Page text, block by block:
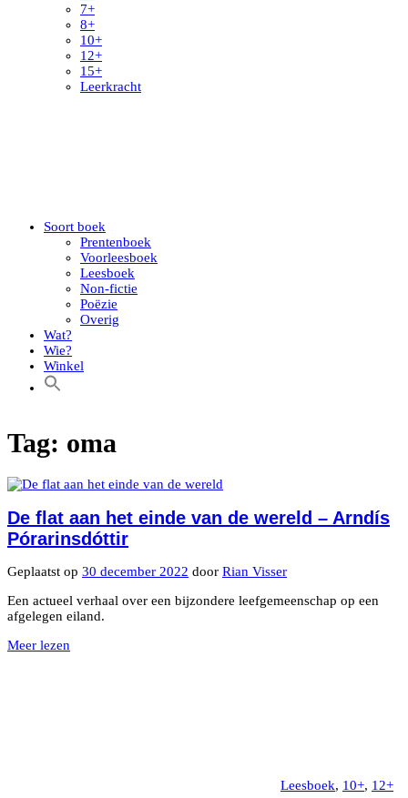
7+
8+
10+
12+
15+
Leerkracht
Soort boek
Prentenboek
Voorleesboek
Leesboek
Non-fictie
Poëzie
Overig
Wat?
Wie?
Winkel
Tag: oma
De flat aan het einde van de wereld – Arndís
Pórarinsdóttir
Geplaatst op 30 december 2022 door Rian Visser
Een actueel verhaal over een bijzondere leefgemeenschap op een
afgelegen eiland.
Meer lezen
Leesboek, 10+, 12+